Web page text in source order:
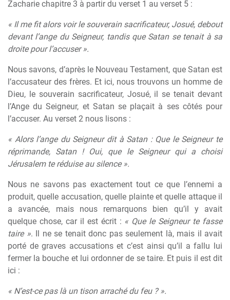
Zacharie chapitre 3 à partir du verset 1 au verset 5 :
« Il me fit alors voir le souverain sacrificateur, Josué, debout
devant l’ange du Seigneur, tandis que Satan se tenait à sa
droite pour l’accuser ».
Nous savons, d’après le Nouveau Testament, que Satan est
l’accusateur des frères. Et ici, nous trouvons un homme de
Dieu, le souverain sacrificateur, Josué, il se tenait devant
l’Ange du Seigneur, et Satan se plaçait à ses côtés pour
l’accuser. Au verset 2 nous lisons :
« Alors l’ange du Seigneur dit à Satan : Que le Seigneur te
réprimande, Satan ! Oui, que le Seigneur qui a choisi
Jérusalem te réduise au silence ».
Nous ne savons pas exactement tout ce que l’ennemi a
produit, quelle accusation, quelle plainte et quelle attaque il
a avancée, mais nous remarquons bien qu’il y avait
quelque chose, car il est écrit : « Que le Seigneur te fasse
taire ». Il ne se tenait donc pas seulement là, mais il avait
porté de graves accusations et c’est ainsi qu’il a fallu lui
fermer la bouche et lui ordonner de se taire. Et puis il est dit
ici :
« N’est-ce pas là un tison arraché du feu ? ».